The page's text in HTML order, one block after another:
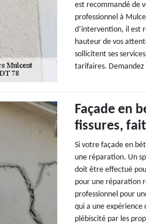
est recommandé de
professionnel à
d’intervention, il est
hauteur de vos
sollicitent ses
tarifaires.
Façade en
fissures,
Si votre façade en
une réparation. Un
doit être effectué
pour une réparation
professionnel pour
qui a une expérience
plébiscité par les